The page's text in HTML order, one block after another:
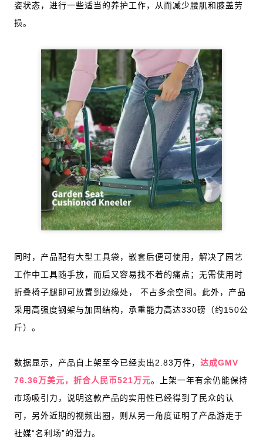
姿状态，进行一些适当的养护工作，从而减少腰肌和膝盖劳
损。
同时，产品配有大型工具袋，嵌套后便可使用，解决了园艺
工作中工具随手放，而后又容易找不着的痛点；无需使用时
折叠椅子腿即可放置到边缘处， 不占多余空间。此外，产品
采用高强度钢架与加固结构，承重能力高达330磅（约150公
斤）。
数据显示，产品自上架至今已经卖出2.83万件， 达成GMV
76.36万美元，折合人民币521万元。上架一年有余仍能保持
市场吸引力，说明这款产品的实用性已经得到了民众的认
可，另外近期的视频出圈，则从另一角度证明了产品游走于
社媒“名利场”的潜力。